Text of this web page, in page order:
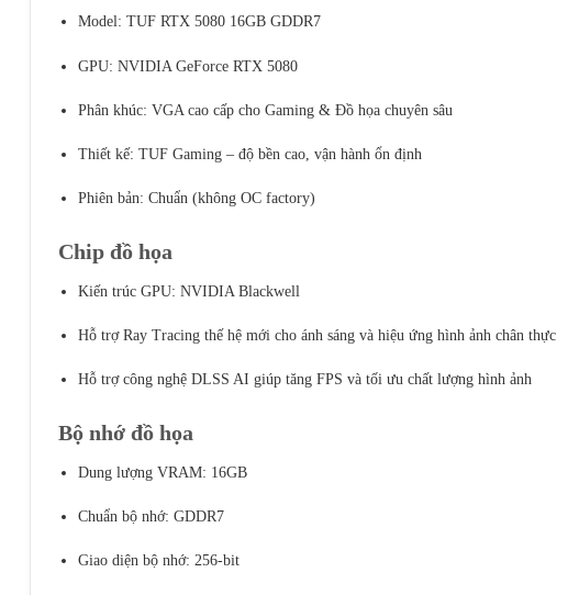
Model: TUF RTX 5080 16GB GDDR7
GPU: NVIDIA GeForce RTX 5080
Phân khúc: VGA cao cấp cho Gaming & Đồ họa chuyên sâu
Thiết kế: TUF Gaming – độ bền cao, vận hành ổn định
Phiên bản: Chuẩn (không OC factory)
Chip đồ họa
Kiến trúc GPU: NVIDIA Blackwell
Hỗ trợ Ray Tracing thế hệ mới cho ánh sáng và hiệu ứng hình ảnh chân thực
Hỗ trợ công nghệ DLSS AI giúp tăng FPS và tối ưu chất lượng hình ảnh
Bộ nhớ đồ họa
Dung lượng VRAM: 16GB
Chuẩn bộ nhớ: GDDR7
Giao diện bộ nhớ: 256-bit